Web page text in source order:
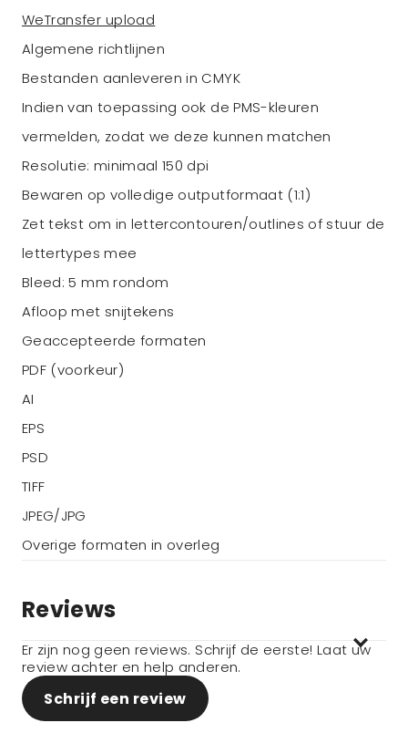
WeTransfer upload
Algemene richtlijnen
Bestanden aanleveren in CMYK
Indien van toepassing ook de PMS-kleuren
vermelden, zodat we deze kunnen matchen
Resolutie: minimaal 150 dpi
Bewaren op volledige outputformaat (1:1)
Zet tekst om in lettercontouren/outlines of stuur de
lettertypes mee
Bleed: 5 mm rondom
Afloop met snijtekens
Geaccepteerde formaten
PDF (voorkeur)
AI
EPS
PSD
TIFF
JPEG/JPG
Overige formaten in overleg
Reviews
Er zijn nog geen reviews. Schrijf de eerste! Laat uw
review achter en help anderen.
Schrijf een review